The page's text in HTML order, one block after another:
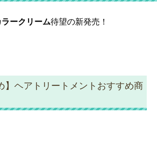
ークリーム待望の新発売！
】ヘアトリートメントおすすめ商